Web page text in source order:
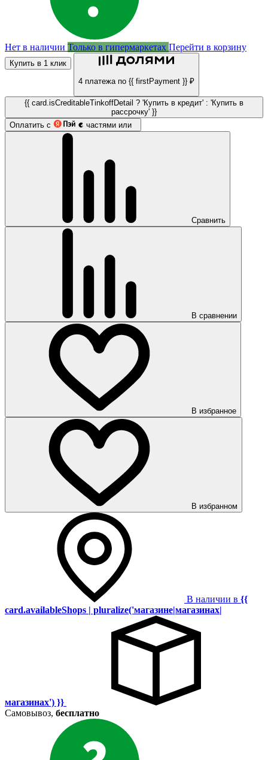
Нет в наличии Только в гипермаркетах Перейти в корзину
Купить в 1 клик
4 платежа по {{ firstPayment }} ₽
{{ card.isCreditableTinkoffDetail ? 'Купить в кредит' : 'Купить в
рассрочку' }}
Оплатить с
частями или
Сравнить
В сравнении
В избранное
В избранном
В наличии в {{
card.availableShops | pluralize('магазине|магазинах|
магазинах') }}
Самовывоз, бесплатно